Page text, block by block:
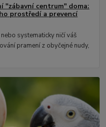
"zábavní centrum" doma:
prostředí a prevencí
systematicky ničí váš
pramení z obyčejné nudy,